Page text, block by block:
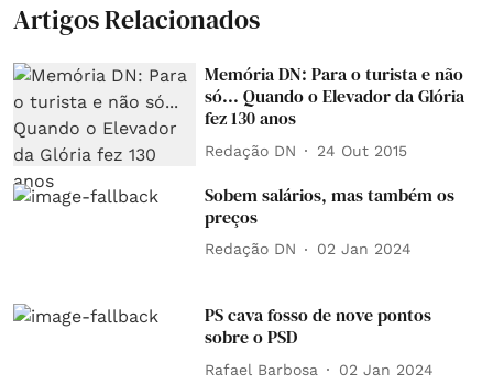
Artigos Relacionados
Memória DN: Para o turista e não
só... Quando o Elevador da Glória
fez 130 anos
Redação DN 24 Out 2015
Sobem salários, mas também os
preços
Redação DN 02 Jan 2024
PS cava fosso de nove pontos
sobre o PSD
Rafael Barbosa 02 Jan 2024